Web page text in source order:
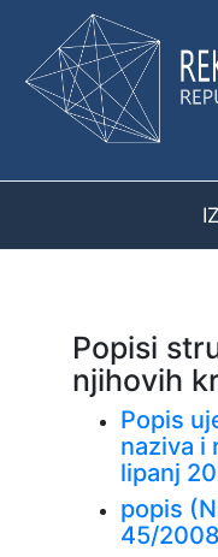
Popisi
njihovih
Popis
naziva i
lipanj
popis
45/